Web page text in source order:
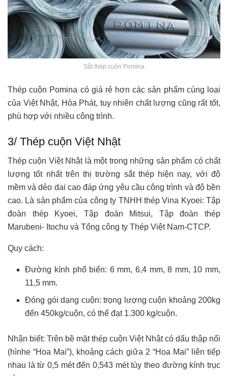
Sắt thép cuộn Pomina
Thép cuộn Pomina có giá rẻ hơn các sản phẩm cùng loại
của Việt Nhật, Hòa Phát, tuy nhiên chất lượng cũng rất tốt,
phù hợp với nhiều công trình.
3/ Thép cuộn Việt Nhật
Thép cuộn Việt Nhât là một trong những sản phẩm có chất
lượng tốt nhất trên thị trường sắt thép hiện nay, với độ
mềm và dẻo dai cao đáp ứng yêu cầu công trình và độ bền
cao. Là sản phẩm của công ty TNHH thép Vina Kyoei: Tập
đoàn thép Kyoei, Tập đoàn Mitsui, Tập đoàn thép
Marubeni- Itochu và Tổng công ty Thép Việt Nam-CTCP.
Quy cách:
Đường kính phổ biến: 6 mm, 6,4 mm, 8 mm, 10 mm,
11,5 mm.
Đóng gói dạng cuộn: trọng lượng cuộn khoảng 200kg
đến 450kg/cuộn, có thể đạt 1.300 kg/cuộn.
Nhận biết: Trên bề mặt thép cuộn Việt Nhật có dấu thập nổi
(hìnhe “Hoa Mai”), khoảng cách giữa 2 “Hoa Mai” liên tiếp
nhau là từ 0,5 mét đến 0,543 mét tùy theo đường kính trục